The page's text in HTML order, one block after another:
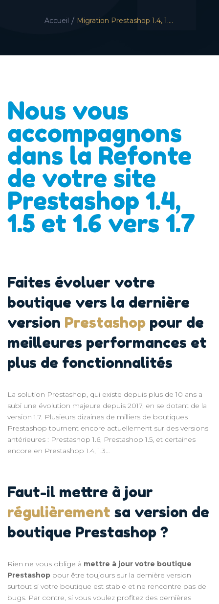
Accueil / Migration Prestashop 1.4, 1.5 et 1.6 vers 1.7
Nous vous
accompagnons
dans la Refonte
de votre site
Prestashop 1.4,
1.5 et 1.6 vers 1.7
Faites évoluer votre
boutique vers la dernière
version Prestashop pour de
meilleures performances et
plus de fonctionnalités
La solution Prestashop, qui existe depuis plus de 10 ans a
subi une évolution majeure depuis 2017, en se dotant de la
version 1.7. Plusieurs dizaines de milliers de boutiques
Prestashop tournent encore actuellement sur des versions
antérieures : Prestashop 1.6, Prestashop 1.5, et certaines
encore en Prestashop 1.4, 1.3…
Faut-il mettre à jour
régulièrement sa version de
boutique Prestashop ?
Rien ne vous oblige à mettre à jour votre boutique
Prestashop pour être toujours sur la dernière version
surtout si votre boutique est stable et ne rencontre pas de
bugs. Par contre, si vous voulez profitez des dernières